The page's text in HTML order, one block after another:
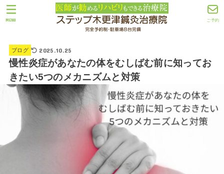
ご予約
MENU
ブログ 2025.10.25
慢性炎症があなたの体をむしばむ前に知ってお
きたい5つのメカニズムと対策